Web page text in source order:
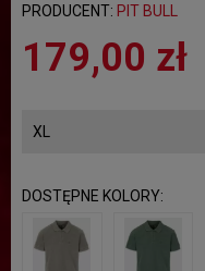
PRODUCENT: PIT BULL
179,00 zł
DOSTĘPNE KOLORY: